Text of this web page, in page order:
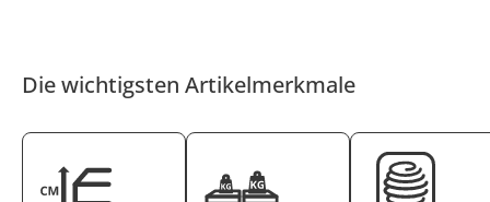
Die wichtigsten Artikelmerkmale